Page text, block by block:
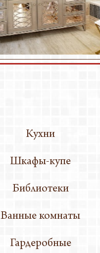
Кухни
Шкафы-купе
Библиотеки
Ванные комнаты
Гардеробные